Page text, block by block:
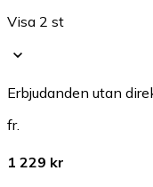
Visa 2 st
Erbjudanden utan
fr.
1 229 kr